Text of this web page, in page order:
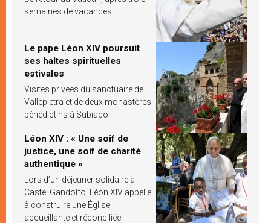
semaines de vacances
Le pape Léon XIV poursuit
ses haltes spirituelles
estivales
Visites privées du sanctuaire de
Vallepietra et de deux monastères
bénédictins à Subiaco
Léon XIV : « Une soif de
justice, une soif de charité
authentique »
Lors d’un déjeuner solidaire à
Castel Gandolfo, Léon XIV appelle
à construire une Église
accueillante et réconciliée